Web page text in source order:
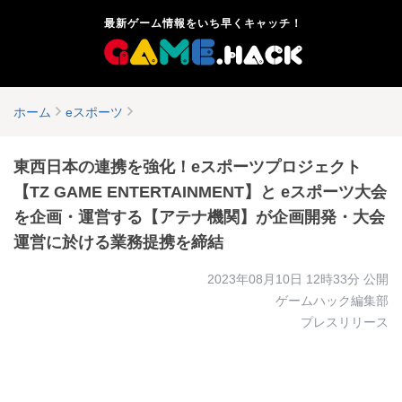
最新ゲーム情報をいち早くキャッチ！
ホーム eスポーツ
東西日本の連携を強化！eスポーツプロジェクト
【TZ GAME ENTERTAINMENT】と eスポーツ大会
を企画・運営する【アテナ機関】が企画開発・大会
運営に於ける業務提携を締結
2023年08月10日 12時33分 公開
ゲームハック編集部
プレスリリース